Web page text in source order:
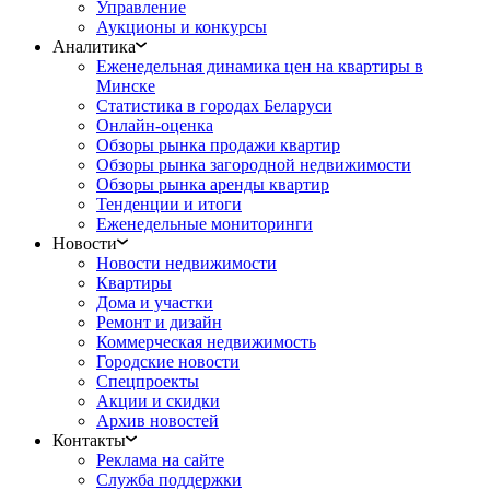
Управление
Аукционы и конкурсы
Аналитика
Еженедельная динамика цен на квартиры в
Минске
Статистика в городах Беларуси
Онлайн-оценка
Обзоры рынка продажи квартир
Обзоры рынка загородной недвижимости
Обзоры рынка аренды квартир
Тенденции и итоги
Еженедельные мониторинги
Новости
Новости недвижимости
Квартиры
Дома и участки
Ремонт и дизайн
Коммерческая недвижимость
Городские новости
Спецпроекты
Акции и скидки
Архив новостей
Контакты
Реклама на сайте
Служба поддержки